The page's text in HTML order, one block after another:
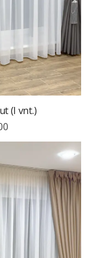
(I vnt.)